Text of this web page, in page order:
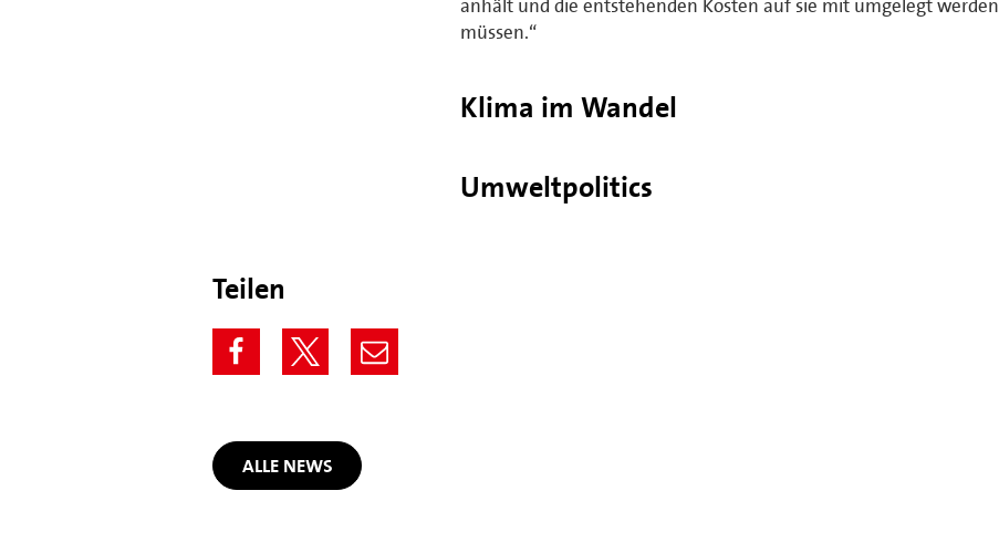
anhält und die entstehenden Kosten auf sie mit umgelegt werden
müssen.“
Klima im Wandel
Umweltpolitics
Teilen
ALLE NEWS